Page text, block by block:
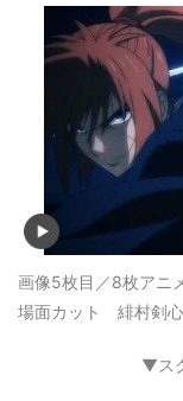
画像5枚目／8枚アニ
場面カット 緋村剣心
▼ス